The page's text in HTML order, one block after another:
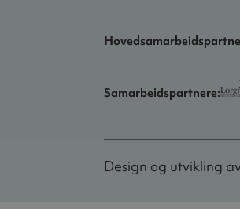
Samarbeidspartnere:
Design og utvikling